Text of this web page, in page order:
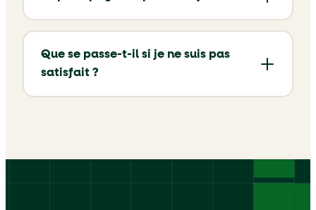
Que se passe-t-il si je ne suis pas
satisfait ?